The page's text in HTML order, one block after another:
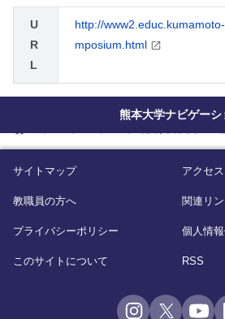
U
R
L
http://
mposium.html
熊本大学ナビゲーシ
サイトマップ アクセス
教職員の方へ 関連リン
プライバシーポリシー 個人情
このサイトについて RSS